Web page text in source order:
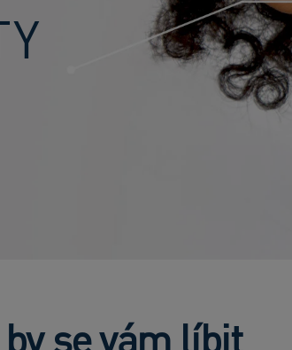
se vám líbit